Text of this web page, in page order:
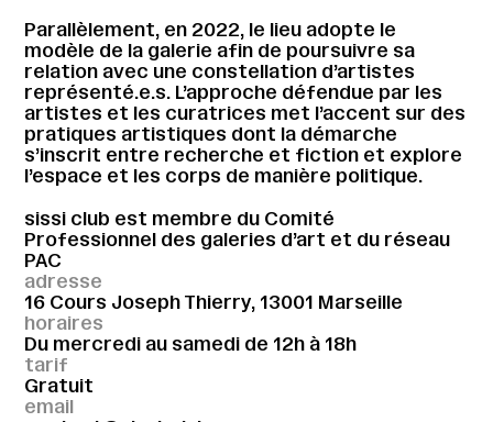
adresse
16 Cours Joseph Thierry, 13001 Marseille
horaires
Du mercredi au samedi de 12h à 18h
tarif
Gratuit
email
Parallèlement, en 2022, le lieu adopte le
modèle de la galerie afin de poursuivre sa
relation avec une constellation d’artistes
représenté.e.s. L’approche défendue par les
artistes et les curatrices met l’accent sur des
pratiques artistiques dont la démarche
s’inscrit entre recherche et fiction et explore
l’espace et les corps de manière politique.
sissi club est membre du Comité
Professionnel des galeries d’art et du réseau
PAC